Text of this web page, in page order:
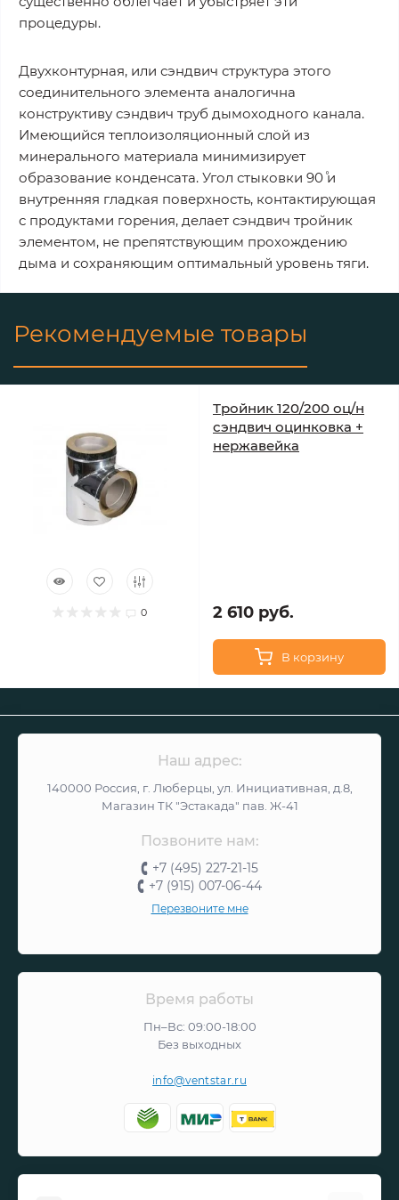
процедуры.
Двухконтурная, или сэндвич структура этого
соединительного элемента аналогична
конструктиву сэндвич труб дымоходного канала.
Имеющийся теплоизоляционный слой из
минерального материала минимизирует
образование конденсата. Угол стыковки 90˚ и
внутренняя гладкая поверхность, контактирующая
с продуктами горения, делает сэндвич тройник
элементом, не препятствующим прохождению
дыма и сохраняющим оптимальный уровень тяги.
Рекомендуемые товары
0
Тройник 120/200 оц/н
сэндвич оцинковка +
нержавейка
2 610 руб.
В корзину
Наш адрес:
140000 Россия, г. Люберцы, ул. Инициативная, д.8,
Магазин ТК "Эстакада" пав. Ж-41
Позвоните нам:
+7 (495) 227-21-15
+7 (915) 007-06-44
Перезвоните мне
Время работы
Пн–Вс: 09:00-18:00
Без выходных
info@ventstar.ru